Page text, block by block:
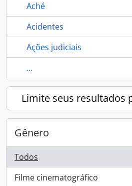
Aché
Acidentes
Ações judiciais
...
Limite seus resultados
Gênero
Todos
Filme cinematográfico
, 1 resultados